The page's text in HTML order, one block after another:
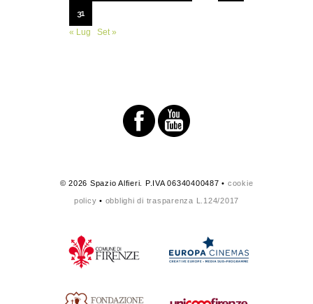
31
« Lug
Set »
© 2026 Spazio Alfieri. P.IVA 06340400487 • cookie
policy • obblighi di trasparenza L.124/2017